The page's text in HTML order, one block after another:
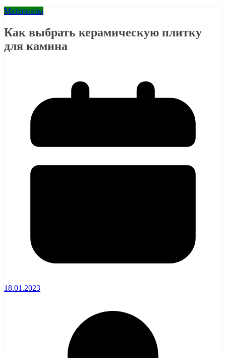
Материалы
Как выбрать керамическую плитку
для камина
18.01.2023